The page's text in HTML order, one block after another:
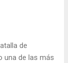
de eludir a los
de la realidad,
Los pintores
y dominaban
de
una de las más